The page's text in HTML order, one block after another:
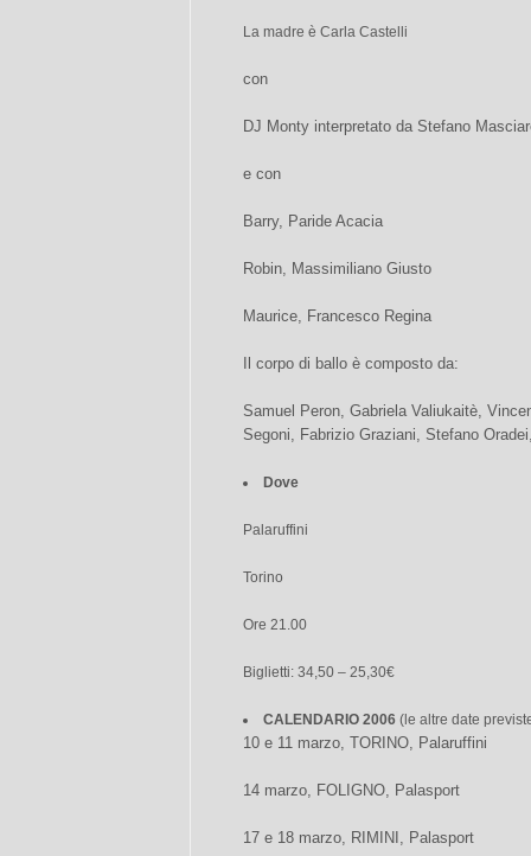
La madre è Carla Castelli
con
DJ Monty interpretato da Stefano
e con
Barry, Paride Acacia
Robin, Massimiliano Giusto
Maurice, Francesco Regina
Il corpo di ballo è composto da:
Samuel Peron, Gabriela Valiukaitè,
Segoni, Fabrizio Graziani, Stefano
Dove
Palaruffini
Torino
Ore 21.00
Biglietti: 34,50 – 25,30€
CALENDARIO 2006 (le altre date
10 e 11 marzo, TORINO, Palaruffini
14 marzo, FOLIGNO, Palasport
17 e 18 marzo, RIMINI, Palasport